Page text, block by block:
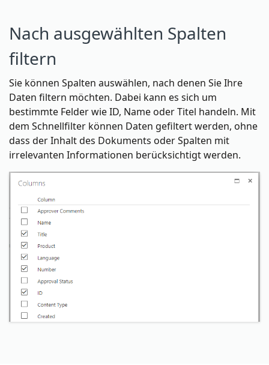
Nach ausgewählten Spalten
filtern
Sie können Spalten auswählen, nach denen Sie Ihre
Daten filtern möchten. Dabei kann es sich um
bestimmte Felder wie ID, Name oder Titel handeln. Mit
dem Schnellfilter können Daten gefiltert werden, ohne
dass der Inhalt des Dokuments oder Spalten mit
irrelevanten Informationen berücksichtigt werden.